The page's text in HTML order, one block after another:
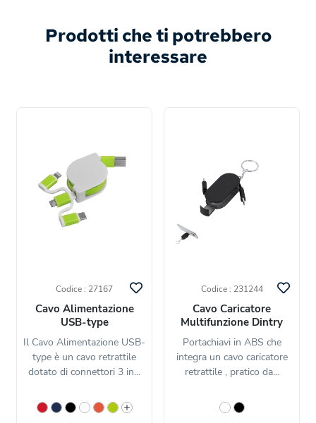
Prodotti che ti potrebbero
interessare
Codice : 27167
Cavo Alimentazione
USB-type
Il Cavo Alimentazione USB-
type è un cavo retrattile
dotato di connettori 3 in...
Codice : 231244
Cavo Caricatore
Multifunzione Dintry
Portachiavi in ABS che
integra un cavo caricatore
retrattile , pratico da...